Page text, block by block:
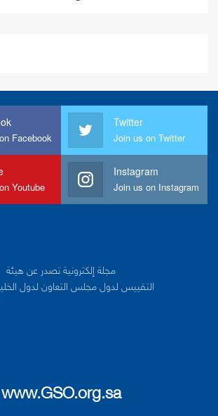
Facebook
Twitter
Join us on Twitter
Youtube
Instagram
Join us on Instagram
مجلة إلكترونية تصدر عن هيئة
التقييس لدول مجلس التعاون لدول
www.GSO.org.sa